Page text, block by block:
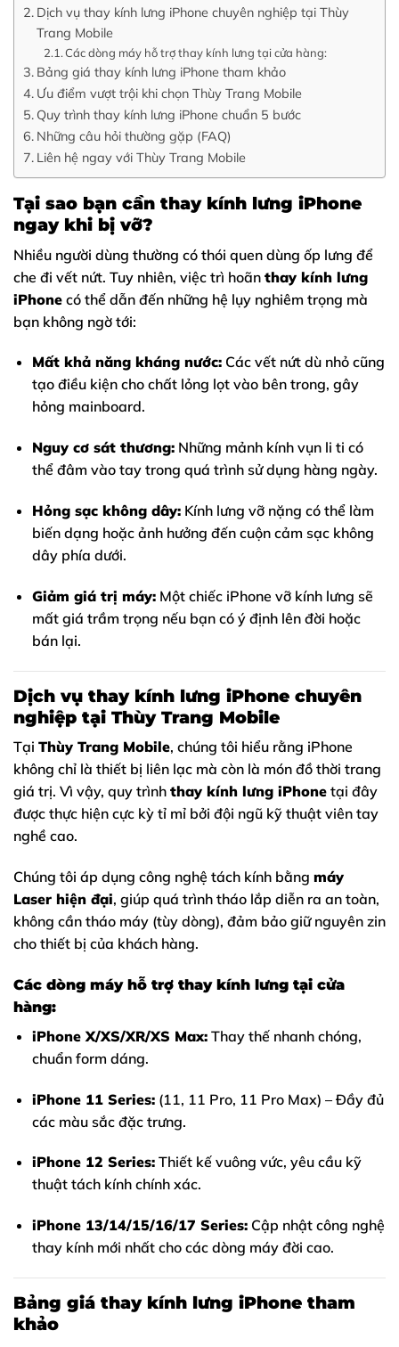
Dịch vụ thay kính lưng iPhone chuyên nghiệp tại Thùy
Trang Mobile
Các dòng máy hỗ trợ thay kính lưng tại cửa hàng:
Bảng giá thay kính lưng iPhone tham khảo
Ưu điểm vượt trội khi chọn Thùy Trang Mobile
Quy trình thay kính lưng iPhone chuẩn 5 bước
Những câu hỏi thường gặp (FAQ)
Liên hệ ngay với Thùy Trang Mobile
Tại sao bạn cần thay kính lưng iPhone
ngay khi bị vỡ?
Nhiều người dùng thường có thói quen dùng ốp lưng để
che đi vết nứt. Tuy nhiên, việc trì hoãn thay kính lưng
iPhone có thể dẫn đến những hệ lụy nghiêm trọng mà
bạn không ngờ tới:
Mất khả năng kháng nước:Các vết nứt dù nhỏ cũng
tạo điều kiện cho chất lỏng lọt vào bên trong, gây
hỏng mainboard.
Nguy cơ sát thương:Những mảnh kính vụn li ti có
thể đâm vào tay trong quá trình sử dụng hàng ngày.
Hỏng sạc không dây:Kính lưng vỡ nặng có thể làm
biến dạng hoặc ảnh hưởng đến cuộn cảm sạc không
dây phía dưới.
Giảm giá trị máy:Một chiếc iPhone vỡ kính lưng sẽ
mất giá trầm trọng nếu bạn có ý định lên đời hoặc
bán lại.
Dịch vụ thay kính lưng iPhone chuyên
nghiệp tại Thùy Trang Mobile
Tại Thùy Trang Mobile, chúng tôi hiểu rằng iPhone
không chỉ là thiết bị liên lạc mà còn là món đồ thời trang
giá trị. Vì vậy, quy trình thay kính lưng iPhone tại đây
được thực hiện cực kỳ tỉ mỉ bởi đội ngũ kỹ thuật viên tay
nghề cao.
Chúng tôi áp dụng công nghệ tách kính bằng máy
Laser hiện đại, giúp quá trình tháo lắp diễn ra an toàn,
không cần tháo máy (tùy dòng), đảm bảo giữ nguyên zin
cho thiết bị của khách hàng.
Các dòng máy hỗ trợ thay kính lưng tại cửa
hàng:
iPhone X/XS/XR/XS Max:Thay thế nhanh chóng,
chuẩn form dáng.
iPhone 11 Series:(11, 11 Pro, 11 Pro Max) – Đầy đủ
các màu sắc đặc trưng.
iPhone 12 Series:Thiết kế vuông vức, yêu cầu kỹ
thuật tách kính chính xác.
iPhone 13/14/15/16/17 Series:Cập nhật công nghệ
thay kính mới nhất cho các dòng máy đời cao.
Bảng giá thay kính lưng iPhone tham
khảo